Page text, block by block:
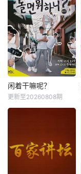
闲着干嘛呢？
更新至20260808期